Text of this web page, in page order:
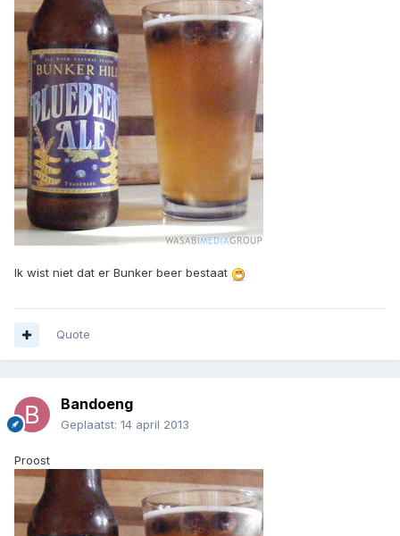
Ik wist niet dat er Bunker beer bestaat
Quote
Bandoeng
Geplaatst: 14 april 2013
Proost